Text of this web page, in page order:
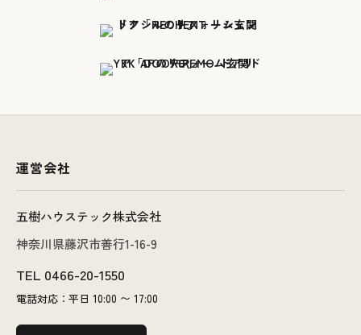
運営会社
五樹ハウステック株式会社
神奈川県藤沢市善行1-16-9
TEL 0466-20-1550
電話対応：平日 10:00 〜 17:00